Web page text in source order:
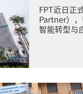
FPT近日正
Partner）
智能转型与